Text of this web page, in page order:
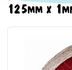
125мм х